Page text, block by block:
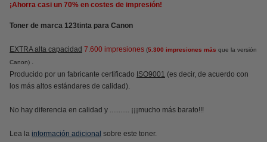
¡Ahorra casi un 70% en costes de impresión!
Toner de marca 123tinta para Canon
EXTRA alta capacidad 7.600 impresiones (5.300 impresiones más que la versión
Canon) .
Producido por un fabricante certificado ISO9001 (es decir, de acuerdo con
los más altos estándares de calidad).
No hay diferencia en calidad y ........... ¡¡¡mucho más barato!!!
Lea la información adicional sobre este toner.